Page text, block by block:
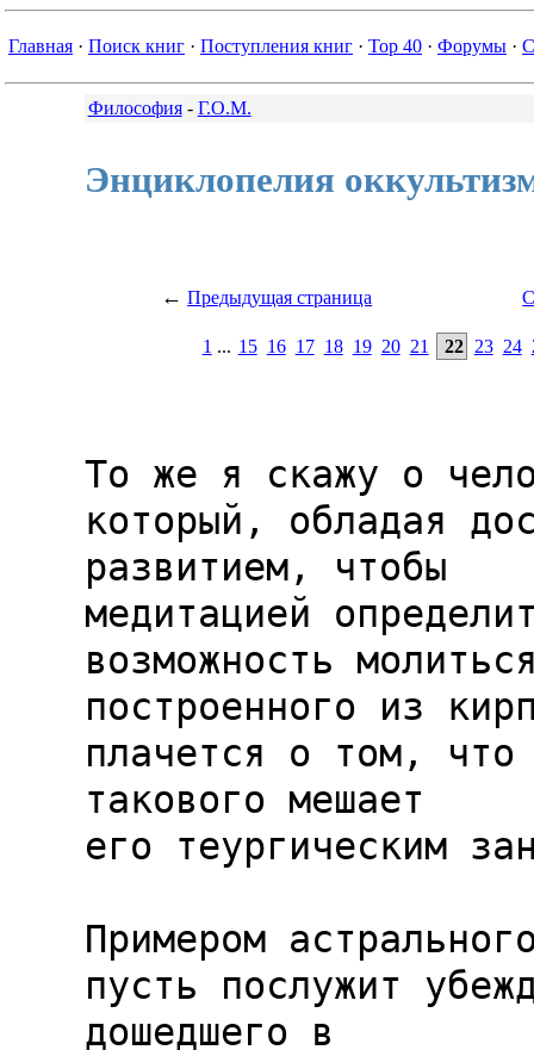
Главная · Поиск книг · Поступления книг · Top 40 · Форумы ·
Философия- Г.О.М.
Энциклопелия
← Предыдущая страница
1 ... 15 16 17 18 19 20 21 22 23 24